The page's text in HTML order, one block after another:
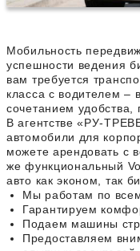
Мобильность
успешности ведения
вам требуется
класса с водителем –
сочетанием удобства,
В агентстве «РУ-
автомобили для
можете арендовать с
же функциональный
авто как эконом, так
Мы работам по
Гарантируем
Подаем машины
Предоставляем